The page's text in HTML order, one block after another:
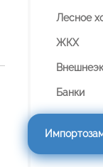
Лесное
ЖКХ
Банки